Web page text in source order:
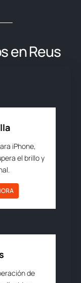
en Reus
iPhone,
el brillo y
de